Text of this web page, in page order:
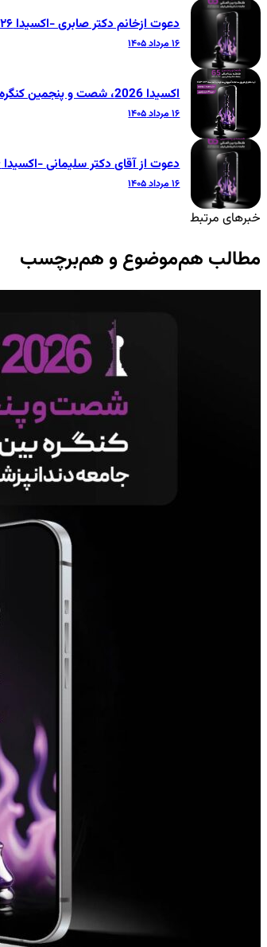
دعوت ازخانم دکتر صابری -اکسیدا ۲۰۲۶- شصت و پنجمین کنگره بین‌المللی جامعه دندانپزشکی ایران
۱۶ مرداد ۱۴۰۵
اکسیدا 2026، شصت و پنجمین کنگره بین المللی جامعه دندانپزشکی ایران
۱۶ مرداد ۱۴۰۵
دعوت از آقای دکتر سلیمانی -اکسیدا ۲۰۲۶- شصت و پنجمین کنگره بین‌المللی جامعه دندانپزشکی ایران
۱۶ مرداد ۱۴۰۵
خبرهای مرتبط
مطالب هم‌موضوع و هم‌برچسب